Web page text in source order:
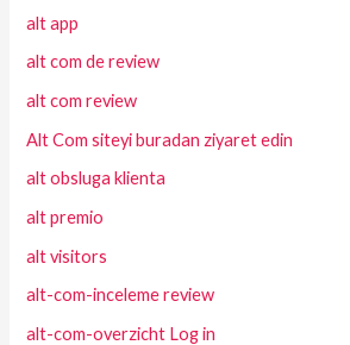
alt app
alt com de review
alt com review
Alt Com siteyi buradan ziyaret edin
alt obsluga klienta
alt premio
alt visitors
alt-com-inceleme review
alt-com-overzicht Log in